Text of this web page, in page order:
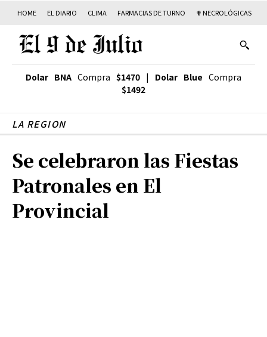
HOME EL DIARIO CLIMA FARMACIAS DE TURNO ✟ NECROLÓGICAS
Dolar BNA Compra $1470 | Dolar Blue Compra
$1492
LA REGION
Se celebraron las Fiestas
Patronales en El
Provincial